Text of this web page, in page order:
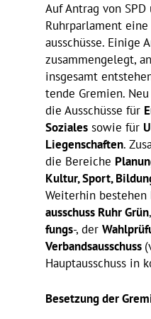
Auf Antrag von SPD
Ruhr­par­la­ment
aus­schüsse. Einige
zusam­men­ge­legt,
insge­samt
tende Gremien.
die Ausschüsse für
Soziales sowie für
Liegen­schaften.
die Bereiche
Kultur, Sport,
Weiterhin
aus­schuss Ruhr Grün
fungs-, der
Verbands­aus­schuss
Haupt­aus­schuss in
Beset­zung der